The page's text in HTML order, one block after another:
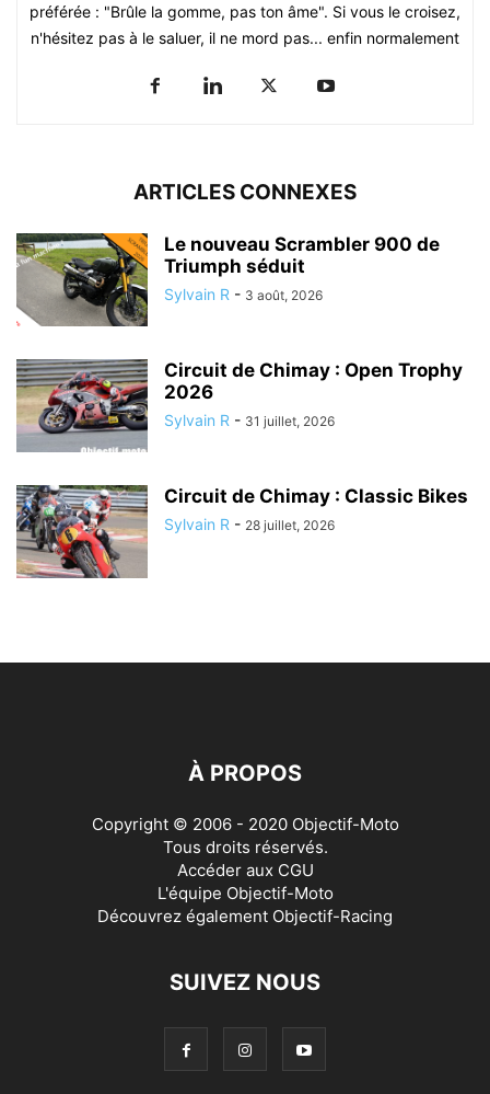
préférée : "Brûle la gomme, pas ton âme". Si vous le croisez,
n'hésitez pas à le saluer, il ne mord pas... enfin normalement
ARTICLES CONNEXES
Le nouveau Scrambler 900 de
Triumph séduit
Sylvain R - 3 août, 2026
Circuit de Chimay : Open Trophy
2026
Sylvain R - 31 juillet, 2026
Circuit de Chimay : Classic Bikes
Sylvain R - 28 juillet, 2026
À PROPOS
Copyright © 2006 - 2020 Objectif-Moto
Tous droits réservés.
Accéder aux CGU
L'équipe Objectif-Moto
Découvrez également Objectif-Racing
SUIVEZ NOUS